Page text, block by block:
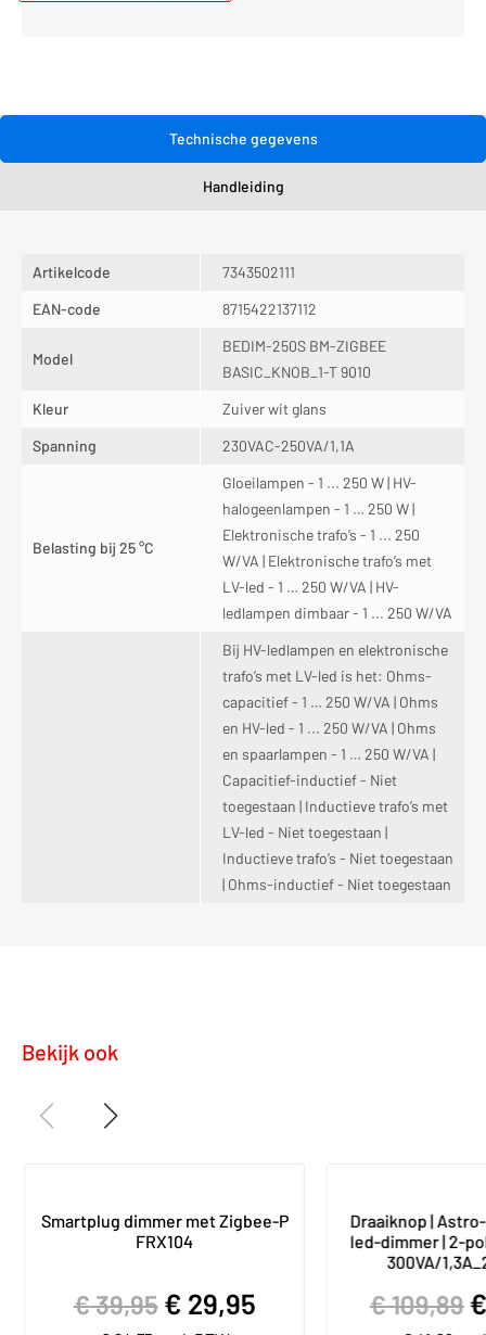
Technische gegevens
Handleiding
Artikelcode
7343502111
EAN-code
8715422137112
Model
BEDIM-250S BM-ZIGBEE
BASIC_KNOB_1-T 9010
Kleur
Zuiver wit glans
Spanning
230VAC-250VA/1,1A
Belasting bij 25 °C
Gloeilampen - 1 ... 250 W | HV-
halogeenlampen - 1 … 250 W |
Elektronische trafo’s - 1 ... 250
W/VA | Elektronische trafo’s met
LV-led - 1 … 250 W/VA | HV-
ledlampen dimbaar - 1 ... 250 W/VA
Bij HV-ledlampen en elektronische
trafo’s met LV-led is het: Ohms-
capacitief - 1 … 250 W/VA | Ohms
en HV-led - 1 ... 250 W/VA | Ohms
en spaarlampen - 1 … 250 W/VA |
Capacitief-inductief - Niet
toegestaan | Inductieve trafo’s met
LV-led - Niet toegestaan |
Inductieve trafo’s - Niet toegestaan
| Ohms-inductief - Niet toegestaan
Bekijk ook
Smartplug dimmer met Zigbee-P
FRX104
€39,95 € 29,95
Draaiknop |
led-dimmer | 2-
300VA/
€109,89